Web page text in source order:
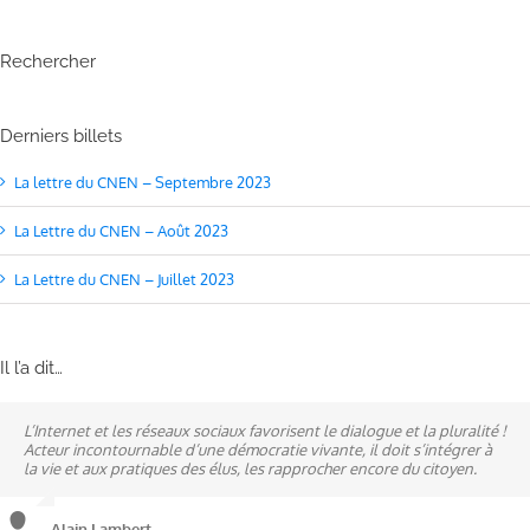
Rechercher
Derniers billets
La lettre du CNEN – Septembre 2023
La Lettre du CNEN – Août 2023
La Lettre du CNEN – Juillet 2023
Il l’a dit…
L’Internet et les réseaux sociaux favorisent le dialogue et la pluralité !
Acteur incontournable d’une démocratie vivante, il doit s’intégrer à
la vie et aux pratiques des élus, les rapprocher encore du citoyen.
Ne pas subir, mais construire son destin, telle est la philosophie qui
n’a cessé de mobiliser la ville d’Alençon, son agglomération et ses
élus.
A mes yeux, la politique est synonyme de service : un sénateur doit
être au service des élus et des communes comme un maire sait si bien
l’être au service des habitants.